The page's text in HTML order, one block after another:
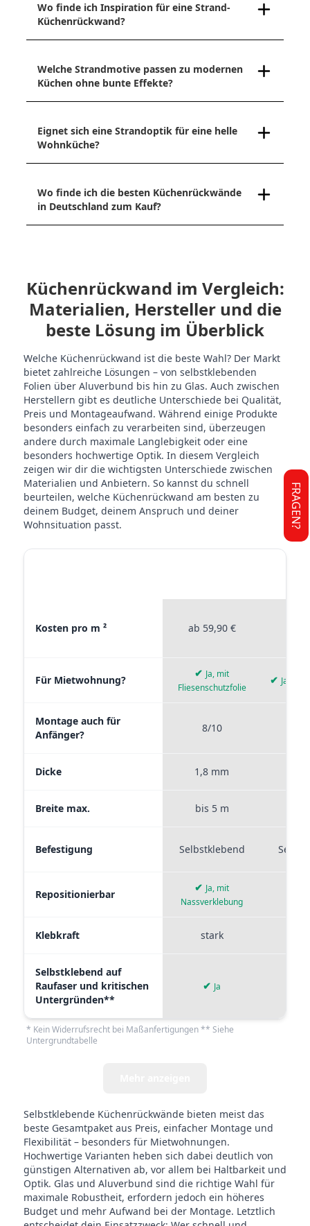
Wo finde ich Inspiration für eine Strand-
Küchenrückwand?
Welche Strandmotive passen zu modernen
Küchen ohne bunte Effekte?
Eignet sich eine Strandoptik für eine helle
Wohnküche?
Wo finde ich die besten Küchenrückwände
in Deutschland zum Kauf?
Küchenrückwand im Vergleich:
Materialien, Hersteller und die
beste Lösung im Überblick
Welche Küchenrückwand ist die beste Wahl? Der Markt
bietet zahlreiche Lösungen – von selbstklebenden
Folien über Aluverbund bis hin zu Glas. Auch zwischen
Herstellern gibt es deutliche Unterschiede bei Qualität,
Preis und Montageaufwand. Während einige Produkte
besonders einfach zu verarbeiten sind, überzeugen
andere durch maximale Langlebigkeit oder eine
besonders hochwertige Optik. In diesem Vergleich
zeigen wir dir die wichtigsten Unterschiede zwischen
Materialien und Anbietern. So kannst du schnell
beurteilen, welche Küchenrückwand am besten zu
deinem Budget, deinem Anspruch und deiner
Wohnsituation passt.
Kosten pro m ² ab 59,90 €
Für Mietwohnung?
✔ Ja, mit
Fliesenschutzfolie
✔ Ja,
Montage auch für
Anfänger?
8/10
Dicke 1,8 mm
Breite max. bis 5 m
Befestigung Selbstklebend
Repositionierbar
✔ Ja, mit
Nassverklebung
Klebkraft stark
Selbstklebend auf
Raufaser und kritischen
Untergründen**
✔ Ja
* Kein Widerrufsrecht bei Maßanfertigungen ** Siehe
Untergrundtabelle
Selbstklebende Küchenrückwände bieten meist das
beste Gesamtpaket aus Preis, einfacher Montage und
Flexibilität – besonders für Mietwohnungen.
Hochwertige Varianten heben sich dabei deutlich von
günstigen Alternativen ab, vor allem bei Haltbarkeit und
Optik. Glas und Aluverbund sind die richtige Wahl für
maximale Robustheit, erfordern jedoch ein höheres
Budget und mehr Aufwand bei der Montage. Letztlich
FRAGEN?